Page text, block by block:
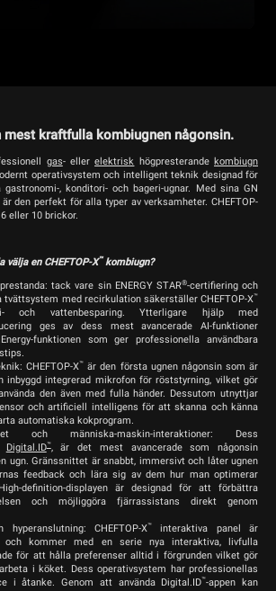
mest kraftfulla kombiugnen någonsin.
gas- ellerelektrisk högpresterande kombiugn
operativsystem och intelligent teknik designad för
, konditori- och bageri-ugnar. Med sina GN
den perfekt för alla typer av verksamheter. CHEFTOP-
eller 10 brickor.
välja en CHEFTOP-X™kombiugn?
tack vare sin ENERGY STAR®-certifiering och
med recirkulation säkerställer CHEFTOP-X™
och vattenbesparing. Ytterligare hjälp med
ges av dess mest avancerade AI-funktioner
funktionen som ger professionella användbara
CHEFTOP-X™ är den första ugnen någonsin som är
inbyggd integrerad mikrofon för röststyrning, vilket gör
den även med fulla händer. Dessutom utnyttjar
och artificiell intelligens för att skanna och känna
automatiska kokprogram.
och människa-maskin-interaktioner: Dess
Digital.ID™, är det mest avancerade som någonsin
ugn. Gränssnittet är snabbt, immersivt och låter ugnen
feedback och lära sig av dem hur man optimerar
definition-displayen är designad för att förbättra
och möjliggöra fjärrassistans direkt genom
hyperanslutning: CHEFTOP-X™
interaktiva panel är
och kommer med en serie nya interaktiva, livfulla
för att hålla preferenser alltid i förgrunden vilket gör
i köket. Dess operativsystem har professionellas
i åtanke. Genom att använda Digital.ID™-appen kan